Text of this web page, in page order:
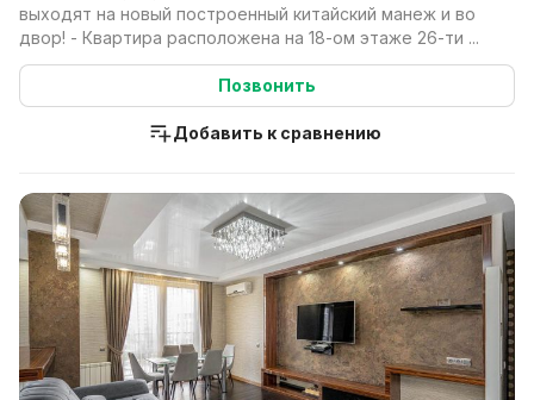
выходят на новый построенный китайский манеж и во
двор! - Квартира расположена на 18-ом этаже 26-ти ...
Позвонить
Добавить к сравнению